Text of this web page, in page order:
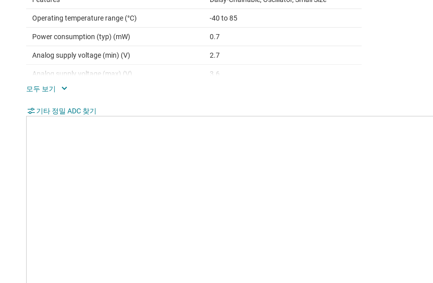
Operating temperature range (°C) -40 to 85
Power consumption (typ) (mW) 0.7
Analog supply voltage (min) (V) 2.7
Analog supply voltage (max) (V) 3.6
SNR (dB)
Digital supply (min) (V)
기타 정밀 ADC 찾기